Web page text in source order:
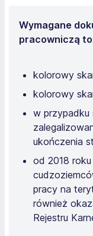
Wymagane
pracowniczą
kolorowy
kolorowy
w przypadku
ukończenia
od 2018
pracy na
również
Rejestru